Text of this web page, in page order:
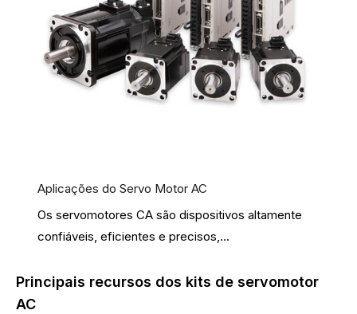
Aplicações do Servo Motor AC
Os servomotores CA são dispositivos altamente
confiáveis, eficientes e precisos,...
Principais recursos dos kits de servomotor
AC